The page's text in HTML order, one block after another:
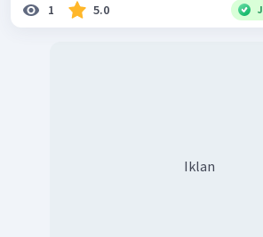
1 5.0
Iklan